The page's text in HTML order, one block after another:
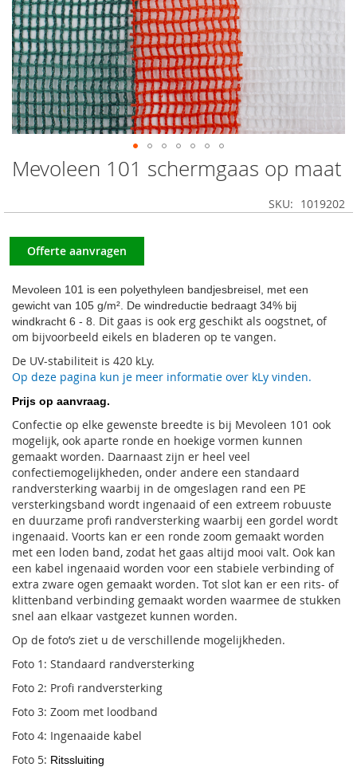
Ga
naar
begin
afbeeldingen-
Mevoleen 101 schermgaas op maat
SKU 1019202
Offerte aanvragen
Mevoleen 101 is een polyethyleen bandjesbreisel, met een
gewicht van 105 g/m². De windreductie bedraagt 34% bij
windkracht 6 - 8. Dit gaas is ook erg geschikt als oogstnet, of
om bijvoorbeeld eikels en bladeren op te vangen.
De UV-stabiliteit is 420 kLy.
Op deze pagina kun je meer informatie over kLy vinden.
Prijs op aanvraag.
Confectie op elke gewenste breedte is bij Mevoleen 101 ook
mogelijk, ook aparte ronde en hoekige vormen kunnen
gemaakt worden. Daarnaast zijn er heel veel
confectiemogelijkheden, onder andere een standaard
randversterking waarbij in de omgeslagen rand een PE
versterkingsband wordt ingenaaid of een extreem robuuste
en duurzame profi randversterking waarbij een gordel wordt
ingenaaid. Voorts kan er een ronde zoom gemaakt worden
met een loden band, zodat het gaas altijd mooi valt. Ook kan
een kabel ingenaaid worden voor een stabiele verbinding of
extra zware ogen gemaakt worden. Tot slot kan er een rits- of
klittenband verbinding gemaakt worden waarmee de stukken
snel aan elkaar vastgezet kunnen worden.
Op de foto’s ziet u de verschillende mogelijkheden.
Foto 1: Standaard randversterking
Foto 2: Profi randversterking
Foto 3: Zoom met loodband
Foto 4: Ingenaaide kabel
Foto 5: Ritssluiting